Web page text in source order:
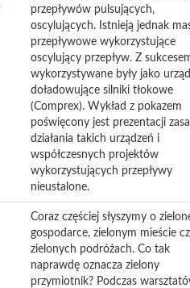
przepływów pulsujących,
oscylujących. Istnieją jednak
przepływowe wykorzystujące
oscylujący przepływ. Z
wykorzystywane były jako
doładowujące silniki tłokowe
(Comprex). Wykład z pokazem
poświęcony jest prezentacji
działania takich urządzeń i
współczesnych projektów
wykorzystujących przepływy
nieustalone.
Coraz częściej słyszymy o
gospodarce, zielonym mieście
zielonych podróżach. Co tak
naprawdę oznacza zielony
przymiotnik? Podczas